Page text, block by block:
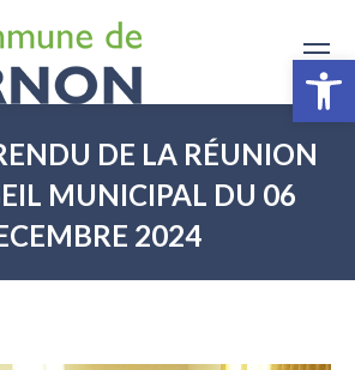
DE LA RÉUNION
MUNICIPAL DU 06
2024